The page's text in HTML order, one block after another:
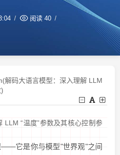
阅读 40
解码大语言模型：深入理解 LLM
LLM “温度”参数及其核心控制参
它是你与模型"世界观"之间